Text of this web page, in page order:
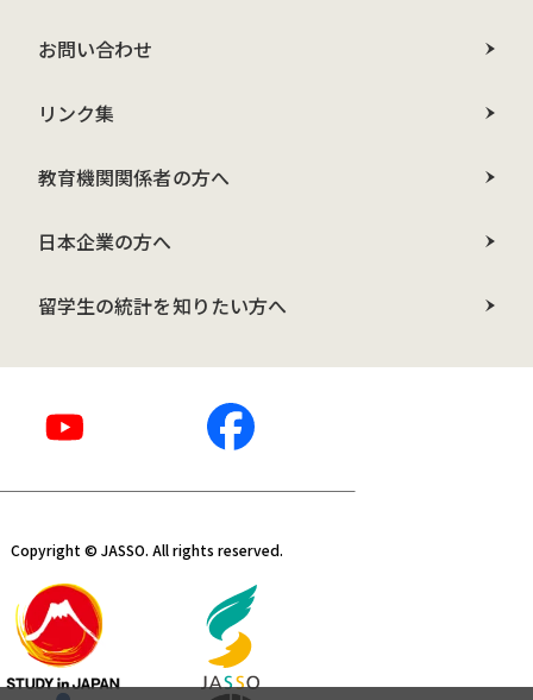
お問い合わせ
リンク集
教育機関関係者の方へ
日本企業の方へ
留学生の統計を知りたい方へ
Copyright © JASSO. All rights reserved.